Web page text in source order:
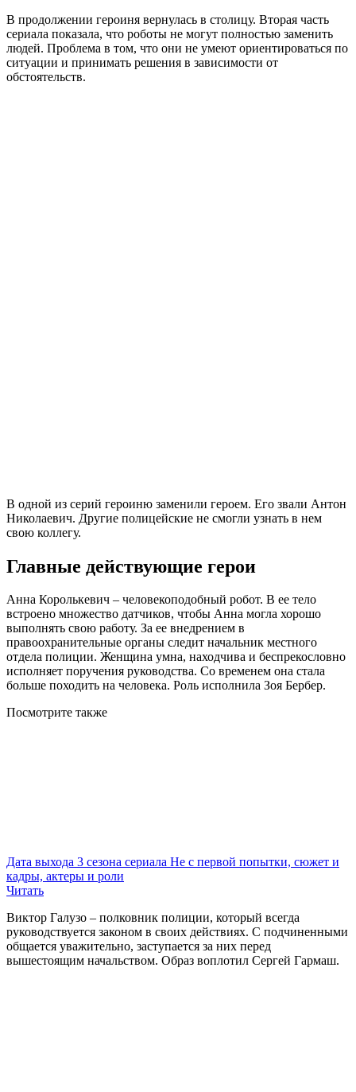
В продолжении героиня вернулась в столицу. Вторая часть
сериала показала, что роботы не могут полностью заменить
людей. Проблема в том, что они не умеют ориентироваться по
ситуации и принимать решения в зависимости от
обстоятельств.
В одной из серий героиню заменили героем. Его звали Антон
Николаевич. Другие полицейские не смогли узнать в нем
свою коллегу.
Главные действующие герои
Анна Королькевич – человекоподобный робот. В ее тело
встроено множество датчиков, чтобы Анна могла хорошо
выполнять свою работу. За ее внедрением в
правоохранительные органы следит начальник местного
отдела полиции. Женщина умна, находчива и беспрекословно
исполняет поручения руководства. Со временем она стала
больше походить на человека. Роль исполнила Зоя Бербер.
Посмотрите также
Дата выхода 3 сезона сериала Не с первой попытки, сюжет и
кадры, актеры и роли
Читать
Виктор Галузо – полковник полиции, который всегда
руководствуется законом в своих действиях. С подчиненными
общается уважительно, заступается за них перед
вышестоящим начальством. Образ воплотил Сергей Гармаш.